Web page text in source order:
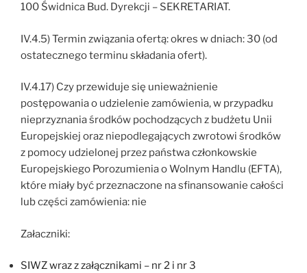
100 Świdnica Bud. Dyrekcji – SEKRETARIAT.
IV.4.5) Termin związania ofertą: okres w dniach: 30 (od
ostatecznego terminu składania ofert).
IV.4.17) Czy przewiduje się unieważnienie
postępowania o udzielenie zamówienia, w przypadku
nieprzyznania środków pochodzących z budżetu Unii
Europejskiej oraz niepodlegających zwrotowi środków
z pomocy udzielonej przez państwa członkowskie
Europejskiego Porozumienia o Wolnym Handlu (EFTA),
które miały być przeznaczone na sfinansowanie całości
lub części zamówienia: nie
Załaczniki:
SIWZ wraz z załącznikami – nr 2 i nr 3